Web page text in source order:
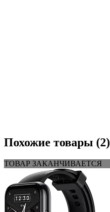
Похожие товары (2)
ТОВАР ЗАКАНЧИВАЕТСЯ